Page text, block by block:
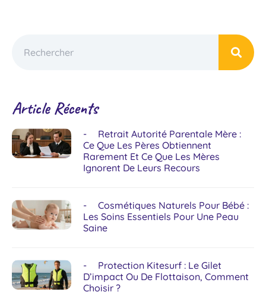
Article Récents
Retrait Autorité Parentale Mère :
Ce Que Les Pères Obtiennent
Rarement Et Ce Que Les Mères
Ignorent De Leurs Recours
Cosmétiques Naturels Pour Bébé :
Les Soins Essentiels Pour Une Peau
Saine
Protection Kitesurf : Le Gilet
D’impact Ou De Flottaison, Comment
Choisir ?